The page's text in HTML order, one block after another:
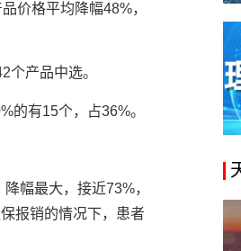
价格平均降幅48%，
个产品中选。
的有15个，占36%。
幅最大，接近73%，
报销的情况下，患者